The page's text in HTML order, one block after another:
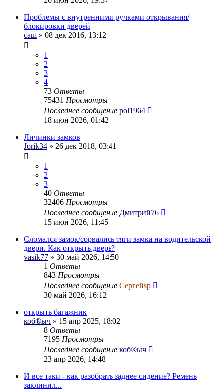
Проблемы с внутренними ручками открывания/
блокировки дверей
саш » 08 дек 2016, 13:12
1
2
3
4
73 Ответы
75431 Просмотры
Последнее сообщение pol1964
18 июн 2026, 01:42
Личинки замков
Jorik34 » 26 дек 2018, 03:41
1
2
3
40 Ответы
32406 Просмотры
Последнее сообщение Дмитрий76
15 июн 2026, 11:45
Сломался замок/сорвались тяги замка на водительской
двери. Как открыть дверь?
vasik77 » 30 май 2026, 14:50
1 Ответы
843 Просмотры
Последнее сообщение Сергейsp
30 май 2026, 16:12
открыть багажник
коб®ыч » 15 апр 2025, 18:02
8 Ответы
7195 Просмотры
Последнее сообщение коб®ыч
23 апр 2026, 14:48
И все таки - как разобрать заднее сидение? Ремень
заклинил...